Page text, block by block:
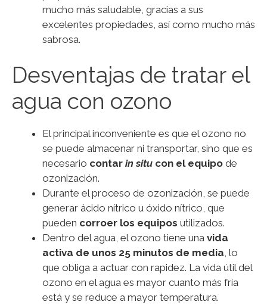
mucho más saludable, gracias a sus
excelentes propiedades, así como mucho más
sabrosa.
Desventajas de tratar el
agua con ozono
El principal inconveniente es que el ozono no
se puede almacenar ni transportar, sino que es
necesario contar in situ con el equipo de
ozonización.
Durante el proceso de ozonización, se puede
generar ácido nítrico u óxido nítrico, que
pueden corroer los equipos utilizados.
Dentro del agua, el ozono tiene una vida
activa de unos 25 minutos de media, lo
que obliga a actuar con rapidez. La vida útil del
ozono en el agua es mayor cuanto más fría
está y se reduce a mayor temperatura.